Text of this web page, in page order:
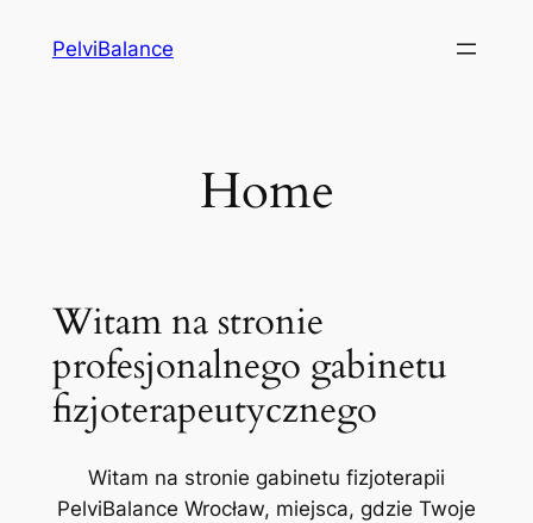
PelviBalance
Home
Witam na stronie
profesjonalnego gabinetu
fizjoterapeutycznego
Witam na stronie gabinetu fizjoterapii
PelviBalance Wrocław, miejsca, gdzie Twoje